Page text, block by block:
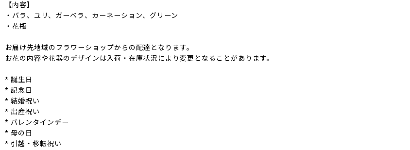
【内容】
・バラ、ユリ、ガーベラ、カーネーション、グリーン
・花瓶
お届け先地域のフラワーショップからの配達となります。
お花の内容や花器のデザインは入荷・在庫状況により変更となることがあります。
* 誕生日
* 記念日
* 結婚祝い
* 出産祝い
* バレンタインデー
* 母の日
* 引越・移転祝い